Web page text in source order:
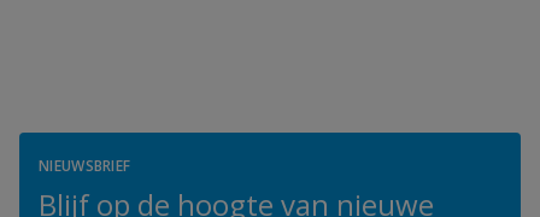
NIEUWSBRIEF
Blijf op de hoogte van nieuwe